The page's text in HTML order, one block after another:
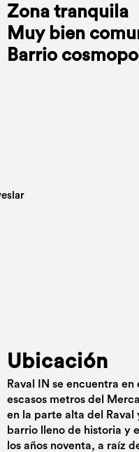
Zona tranquila
Muy bien
Barrio
Ubicación
Raval IN se encuentra
escasos metros del
en la parte alta del Raval
barrio lleno de historia y
los años noventa, a raíz